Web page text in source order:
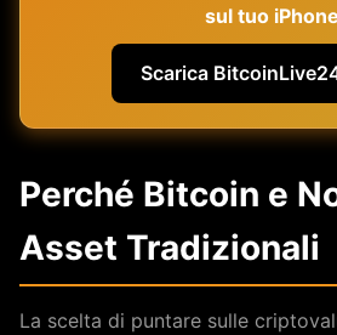
sul tuo iPhone
Scarica
Perché Bitcoin e
Asset Tradizionali
La scelta di puntare sulle